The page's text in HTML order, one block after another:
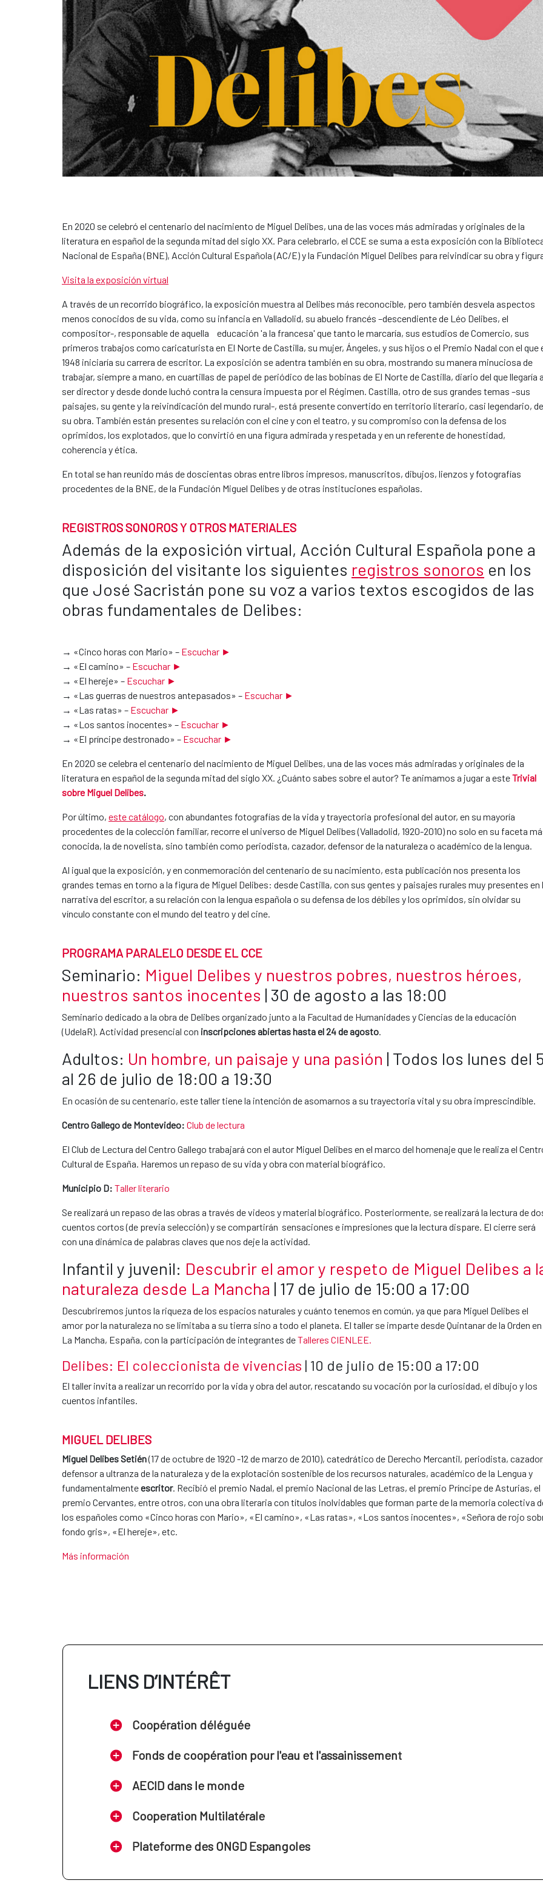
En 2020 se celebró el centenario del nacimiento de Miguel Delibes, una de las voces más admiradas y originales de la
literatura en español de la segunda mitad del siglo XX. Para celebrarlo, el CCE se suma a esta exposición con la
Nacional de España (BNE), Acción Cultural Española (AC/E) y la Fundación Miguel Delibes para reivindicar su obra y
Visita la exposición virtual
A través de un recorrido biográfico, la exposición muestra al Delibes más reconocible, pero también desvela aspectos
menos conocidos de su vida, como su infancia en Valladolid, su abuelo francés –descendiente de Léo Delibes, el
compositor-, responsable de aquella
educación 'a la francesa' que tanto le marcaría, sus estudios de Comercio, sus
primeros trabajos como caricaturista en El Norte de Castilla, su mujer, Ángeles, y sus hijos o el Premio Nadal con el que
1948 iniciaría su carrera de escritor. La exposición se adentra también en su obra, mostrando su manera minuciosa de
trabajar, siempre a mano, en cuartillas de papel de periódico de las bobinas de El Norte de Castilla, diario del que llegaría a
ser director y desde donde luchó contra la censura impuesta por el Régimen. Castilla, otro de sus grandes temas –sus
paisajes, su gente y la reivindicación del mundo rural-, está presente convertido en territorio literario, casi legendario, de
su obra. También están presentes su relación con el cine y con el teatro, y su compromiso con la defensa de los
oprimidos, los explotados, que lo convirtió en una figura admirada y respetada y en un referente de honestidad,
coherencia y ética.
En total se han reunido más de doscientas obras entre libros impresos, manuscritos, dibujos, lienzos y fotografías
procedentes de la BNE, de la Fundación Miguel Delibes y de otras instituciones españolas.
REGISTROS SONOROS Y OTROS MATERIALES
Además de la exposición virtual, Acción Cultural Española pone a
disposición del visitante los siguientes registros sonoros en los
que José Sacristán pone su voz a varios textos escogidos de las
obras fundamentales de Delibes:
→ «Cinco horas con Mario» – Escuchar ►
→ «El camino» – Escuchar ►
→ «El hereje» – Escuchar ►
→ «Las guerras de nuestros antepasados» – Escuchar ►
→ «Las ratas» – Escuchar ►
→ «Los santos inocentes» – Escuchar ►
→ «El príncipe destronado» – Escuchar ►
En 2020 se celebra el centenario del nacimiento de Miguel Delibes, una de las voces más admiradas y originales de la
literatura en español de la segunda mitad del siglo XX. ¿Cuánto sabes sobre el autor? Te animamos a jugar a esteTrivial
sobre Miguel Delibes.
Por último, este catálogo, con abundantes fotografías de la vida y trayectoria profesional del autor, en su mayoría
procedentes de la colección familiar, recorre el universo de Miguel Delibes (Valladolid, 1920-2010) no solo en su faceta
conocida, la de novelista, sino también como periodista, cazador, defensor de la naturaleza o académico de la lengua.
Al igual que la exposición, y en conmemoración del centenario de su nacimiento, esta publicación nos presenta los
grandes temas en torno a la figura de Miguel Delibes: desde Castilla, con sus gentes y paisajes rurales muy presentes en
narrativa del escritor, a su relación con la lengua española o su defensa de los débiles y los oprimidos, sin olvidar su
vínculo constante con el mundo del teatro y del cine.
PROGRAMA PARALELO DESDE EL CCE
Seminario: Miguel Delibes y nuestros pobres, nuestros héroes,
nuestros santos inocentes | 30 de agosto a las 18:00
Seminario dedicado a la obra de Delibes organizado junto a la Facultad de Humanidades y Ciencias de la educación
(UdelaR). Actividad presencial con inscripciones abiertas hasta el 24 de agosto.
Adultos: Un hombre, un paisaje y una pasión | Todos los lunes del 5
al 26 de julio de 18:00 a 19:30
En ocasión de su centenario, este taller tiene la intención de asomarnos a su trayectoria vital y su obra imprescindible.
Centro Gallego de Montevideo: Club de lectura
El Club de Lectura del Centro Gallego trabajará con el autor Miguel Delibes en el marco del homenaje que le realiza el
Cultural de España. Haremos un repaso de su vida y obra con material biográfico.
Municipio D: Taller literario
Se realizará un repaso de las obras a través de videos y material biográfico. Posteriormente, se realizará la lectura de
cuentos cortos (de previa selección) y se compartirán sensaciones e impresiones que la lectura dispare. El cierre será
con una dinámica de palabras claves que nos deje la actividad.
Infantil y juvenil: Descubrir el amor y respeto de Miguel Delibes a
naturaleza desde La Mancha | 17 de julio de 15:00 a 17:00
Descubriremos juntos la riqueza de los espacios naturales y cuánto tenemos en común, ya que para Miguel Delibes el
amor por la naturaleza no se limitaba a su tierra sino a todo el planeta. El taller se imparte desde Quintanar de la Orden en
La Mancha, España, con la participación de integrantes deTalleres CIENLEE.
Delibes: El coleccionista de vivencias | 10 de julio de 15:00 a 17:00
El taller invita a realizar un recorrido por la vida y obra del autor, rescatando su vocación por la curiosidad, el dibujo y los
cuentos infantiles.
MIGUEL DELIBES
Miguel Delibes Setién(17 de octubre de 1920 -12 de marzo de 2010), catedrático de Derecho Mercantil, periodista,
defensor a ultranza de la naturaleza y de la explotación sostenible de los recursos naturales, académico de la Lengua y
fundamentalmenteescritor. Recibió el premio Nadal, el premio Nacional de las Letras, el premio Príncipe de Asturias, el
premio Cervantes, entre otros, con una obra literaria con títulos inolvidables que forman parte de la memoria colectiva
los españoles como «Cinco horas con Mario», «El camino», «Las ratas», «Los santos inocentes», «Señora de rojo
fondo gris», «El hereje», etc.
Más información
LIENS D’INTÉRÊT
Coopération déléguée
Fonds de coopération pour l'eau et l'assainissement
AECID dans le monde
Cooperation Multilatérale
Plateforme des ONGD Espangoles